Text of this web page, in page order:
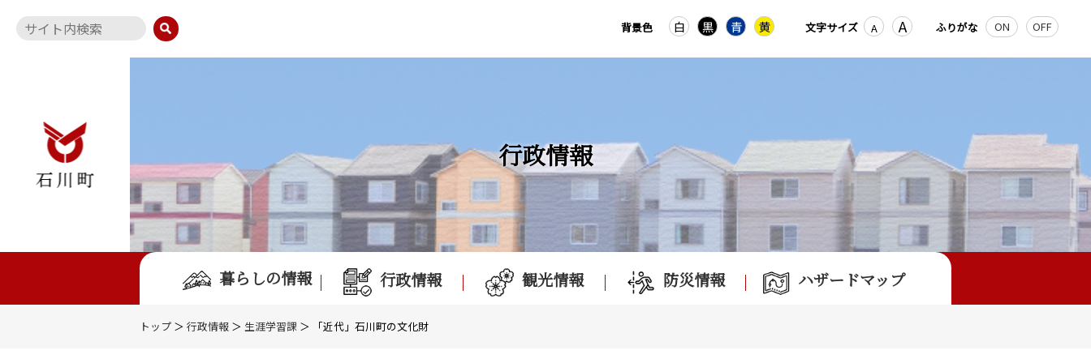
ふりがな ON OFF
文字サイズ A A
背景色 白 黒 青 黄
行政情報
暮らしの情報 行政情報 観光情報 防災情報 ハザードマップ
トップ ＞ 行政情報 ＞ 生涯学習課 ＞ 「近代」石川町の文化財